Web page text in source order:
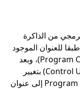
من الذاكرة
للعنوان الموجود
في سجل عداد البرنامج (Program Counter Register)، وبعد
جلب الأمر البرمجي تقوم وحدة التحكم (Control Unit) بتغيير
العنوان الموجود في الـ Program Counter Register إلى عنوان